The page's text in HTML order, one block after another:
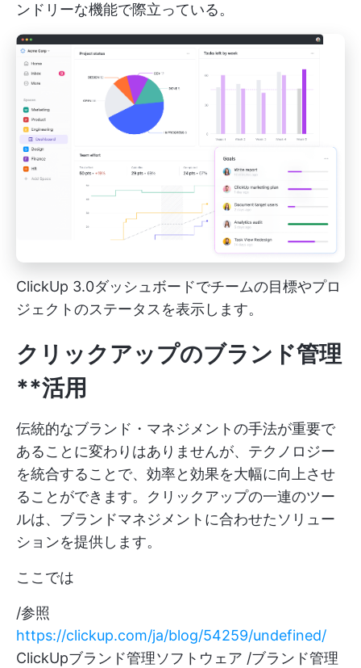
ンドリーな機能で際立っている。
ClickUp 3.0ダッシュボードでチームの目標やプロ
ジェクトのステータスを表示します。
クリックアップのブランド管理
**活用
伝統的なブランド・マネジメントの手法が重要で
あることに変わりはありませんが、テクノロジー
を統合することで、効率と効果を大幅に向上させ
ることができます。クリックアップの一連のツー
ルは、ブランドマネジメントに合わせたソリュー
ションを提供します。
ここでは
/参照
https://clickup.com/ja/blog/54259/undefined/
ClickUpブランド管理ソフトウェア /ブランド管理